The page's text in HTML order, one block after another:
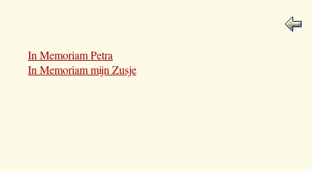
In Memoriam Petra
In Memoriam mijn Zusje